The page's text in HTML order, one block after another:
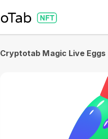
Cryptotab Magic Live Eggs